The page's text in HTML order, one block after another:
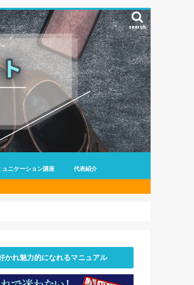
search
ニケーション講座 代表紹介
かれ魅力的になれるマニュアル